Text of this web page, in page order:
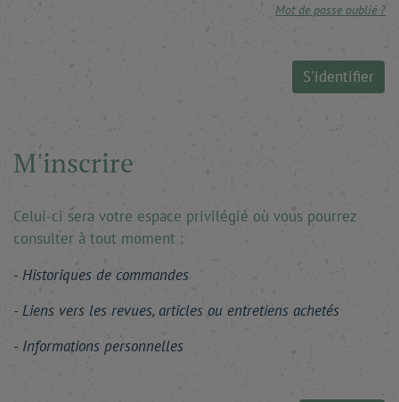
Mot de passe oublié ?
S'identifier
M'inscrire
Celui-ci sera votre espace privilégié où vous pourrez
consulter à tout moment :
Historiques de commandes
Liens vers les revues, articles ou entretiens achetés
Informations personnelles